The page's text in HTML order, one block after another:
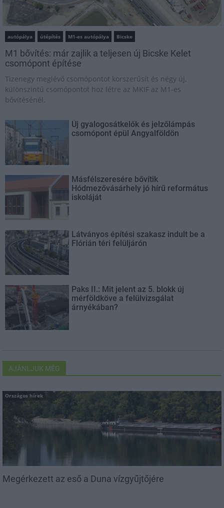
autópálya útépítés M1-es autópálya Bicske
M1 bővítés: már zajlik a teljesen új Bicske Kelet
csomópont építése
Tizenegy meglévő csomópontot korszerűsít és négy új,
különszintű csomópontot hoz létre az MKIF az M1-es
bővítésénél.
Új gyalogosátkelők és jelzőlámpás
csomópont épül Angyalföldön
Másfélszeresére bővítik
Hódmezővásárhely jó hírű református
iskoláját
Látványos építési szakasz indult be a
Flórián téri felüljárón
Paks II.: Mit jelent az 5. blokk új
mérföldköve a felülvizsgálat
árnyékában?
AJÁNLJUK MÉG
Országos hírek
Megérkezett az eső a Duna vízgyűjtőjére